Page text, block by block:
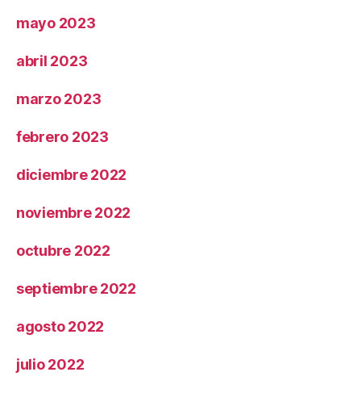
mayo 2023
abril 2023
marzo 2023
febrero 2023
diciembre 2022
noviembre 2022
octubre 2022
septiembre 2022
agosto 2022
julio 2022